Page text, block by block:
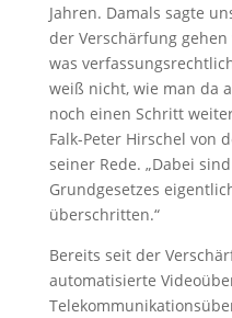
Jahren. Damals sagte
der Verschärfung
was
weiß nicht, wie man da
noch einen Schritt
Falk-Peter Hirschel von
seiner Rede. „Dabei
Grundgesetzes
überschritten.“
Bereits seit der
automatisierte